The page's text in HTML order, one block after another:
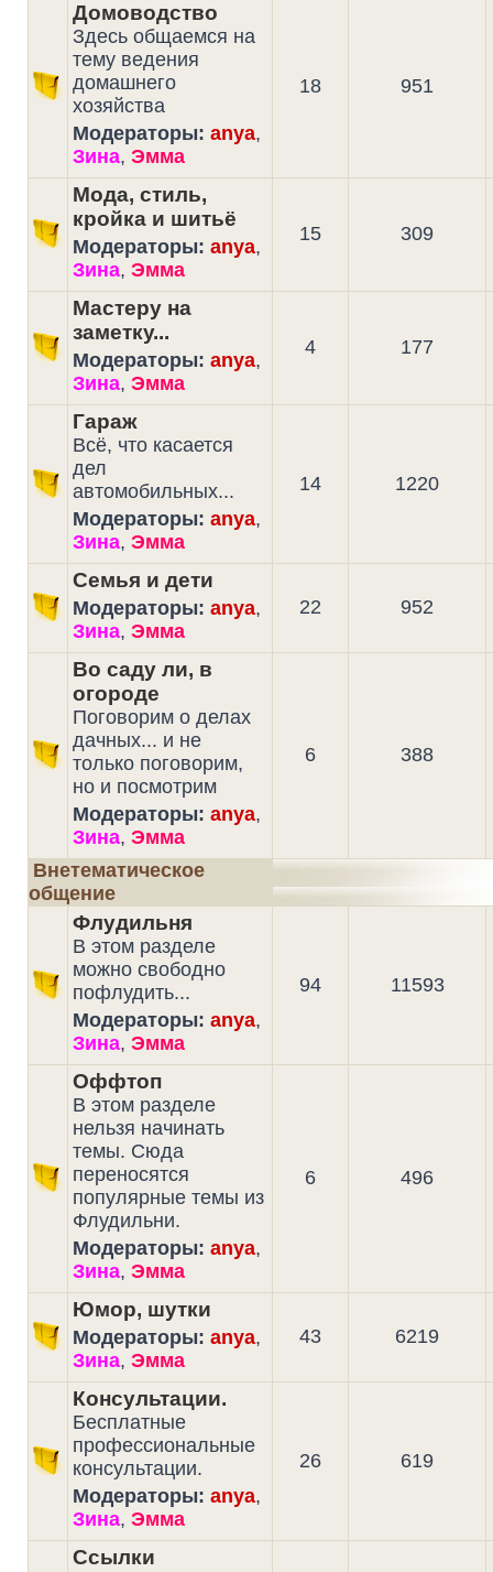
Домоводство
Здесь общаемся на
тему ведения
домашнего
хозяйства
Модераторы: anya,
Зина, Эмма
18 951
Мода, стиль,
кройка и шитьё
Модераторы: anya,
Зина, Эмма
15 309
Мастеру на
заметку...
Модераторы: anya,
Зина, Эмма
4 177
Гараж
Всё, что касается
дел
автомобильных...
Модераторы: anya,
Зина, Эмма
14 1220
Семья и дети
Модераторы: anya,
Зина, Эмма
22 952
Во саду ли, в
огороде
Поговорим о делах
дачных... и не
только поговорим,
но и посмотрим
Модераторы: anya,
Зина, Эмма
6 388
Внетематическое
общение
Флудильня
В этом разделе
можно свободно
пофлудить...
Модераторы: anya,
Зина, Эмма
94 11593
Оффтоп
В этом разделе
нельзя начинать
темы. Сюда
переносятся
популярные темы из
Флудильни.
Модераторы: anya,
Зина, Эмма
6 496
Юмор, шутки
Модераторы: anya,
Зина, Эмма
43 6219
Консультации.
Бесплатные
профессиональные
консультации.
Модераторы: anya,
Зина, Эмма
26 619
Ссылки